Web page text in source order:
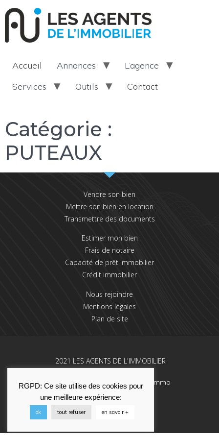
Accueil Annonces
L’agence
Services
Outils Contact
Catégorie :
PUTEAUX
Vendre son bien
Mettre son bien en location
Transmettre des documents
Estimer mon bien
Frais de notaire
Capacité de prêt immobilier
Crédit immobilier
Nous rejoindre
Mentions légales
Plan de site
2021 LES AGENTS DE L'IMMOBILIER
Une réalisation La Solution Immo
RGPD: Ce site utilise des cookies pour
une meilleure expérience:
ok tout refuser en savoir +